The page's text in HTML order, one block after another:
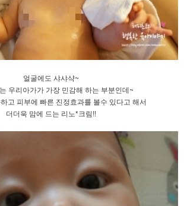
얼굴에도 샤샤샥~
우리아가가 가장 민감해 하는 부분인데~
고 피부에 빠른 진정효과를 볼수 있다고 해서
더더욱 맘에 드는 리노*크림!!